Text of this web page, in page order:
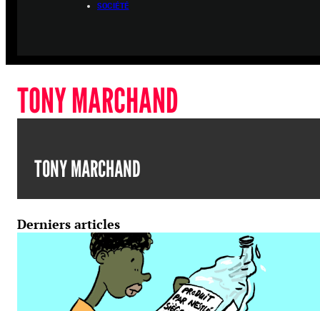
SOCIÉTÉ
TONY MARCHAND
TONY MARCHAND
Derniers articles